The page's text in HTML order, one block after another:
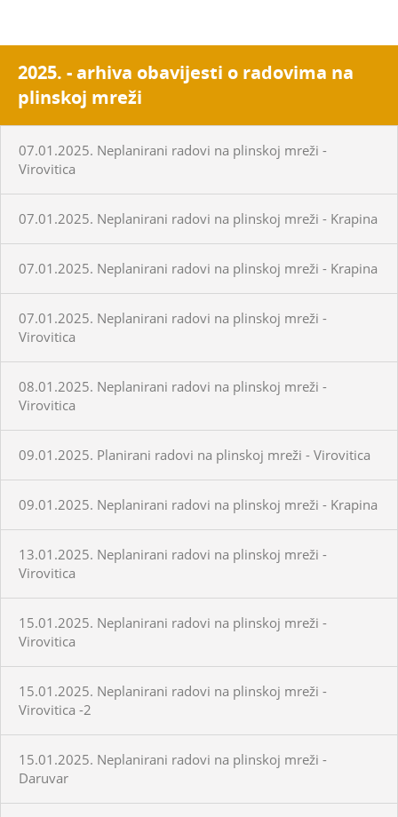
2025. - arhiva obavijesti o radovima na
plinskoj mreži
07.01.2025. Neplanirani radovi na plinskoj mreži -
Virovitica
07.01.2025. Neplanirani radovi na plinskoj mreži - Krapina
07.01.2025. Neplanirani radovi na plinskoj mreži - Krapina
07.01.2025. Neplanirani radovi na plinskoj mreži -
Virovitica
08.01.2025. Neplanirani radovi na plinskoj mreži -
Virovitica
09.01.2025. Planirani radovi na plinskoj mreži - Virovitica
09.01.2025. Neplanirani radovi na plinskoj mreži - Krapina
13.01.2025. Neplanirani radovi na plinskoj mreži -
Virovitica
15.01.2025. Neplanirani radovi na plinskoj mreži -
Virovitica
15.01.2025. Neplanirani radovi na plinskoj mreži -
Virovitica -2
15.01.2025. Neplanirani radovi na plinskoj mreži -
Daruvar